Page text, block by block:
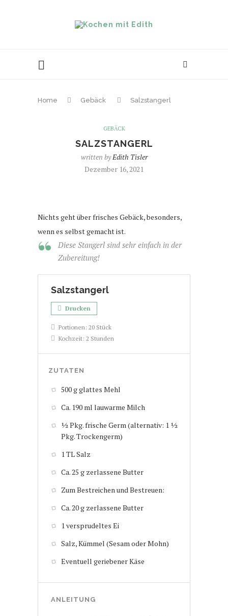
Home Gebäck Salzstangerl
GEBÄCK
SALZSTANGERL
written byEdith Tisler
Dezember 16, 2021
Nichts geht über frisches Gebäck, besonders,
wenn es selbst gemacht ist.
Diese Stangerl sind sehr einfach in der
Zubereitung!
Salzstangerl
Drucken
Portionen: 20 Stück
Kochzeit: 2 Stunden
ZUTATEN
500 g glattes Mehl
Ca. 190 ml lauwarme Milch
½ Pkg. frische Germ (alternativ: 1 ½
Pkg. Trockengerm)
1 TL Salz
Ca. 25 g zerlassene Butter
Zum Bestreichen und Bestreuen:
Ca. 20 g zerlassene Butter
1 versprudeltes Ei
Salz, Kümmel (Sesam oder Mohn)
Eventuell geriebener Käse
ANLEITUNG